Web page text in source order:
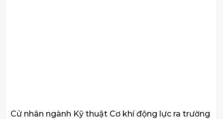
Cử nhân ngành Kỹ thuật Cơ khí động lực ra trường